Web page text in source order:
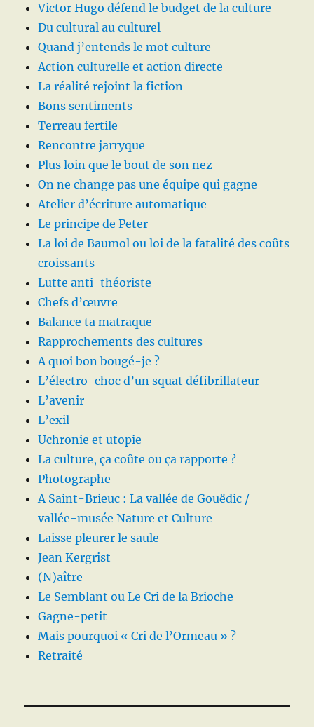
Victor Hugo défend le budget de la culture
Du cultural au culturel
Quand j’entends le mot culture
Action culturelle et action directe
La réalité rejoint la fiction
Bons sentiments
Terreau fertile
Rencontre jarryque
Plus loin que le bout de son nez
On ne change pas une équipe qui gagne
Atelier d’écriture automatique
Le principe de Peter
La loi de Baumol ou loi de la fatalité des coûts
croissants
Lutte anti-théoriste
Chefs d’œuvre
Balance ta matraque
Rapprochements des cultures
A quoi bon bougé-je ?
L’électro-choc d’un squat défibrillateur
L’avenir
L’exil
Uchronie et utopie
La culture, ça coûte ou ça rapporte ?
Photographe
A Saint-Brieuc : La vallée de Gouëdic /
vallée-musée Nature et Culture
Laisse pleurer le saule
Jean Kergrist
(N)aître
Le Semblant ou Le Cri de la Brioche
Gagne-petit
Mais pourquoi « Cri de l’Ormeau » ?
Retraité